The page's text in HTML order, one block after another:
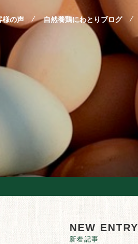
様の声 自然養鶏にわとりブログ
NEW ENTRY
新着記事